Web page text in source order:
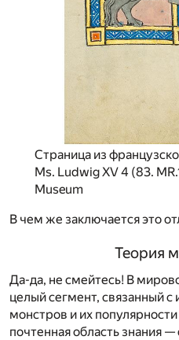
Страница из
Ms. Ludwig XV 4 (83.
Museum
В чем же заключается это
Теория
Да-да, не смейтесь! В
целый сегмент, связанный с
монстров и их
почтенная область знания